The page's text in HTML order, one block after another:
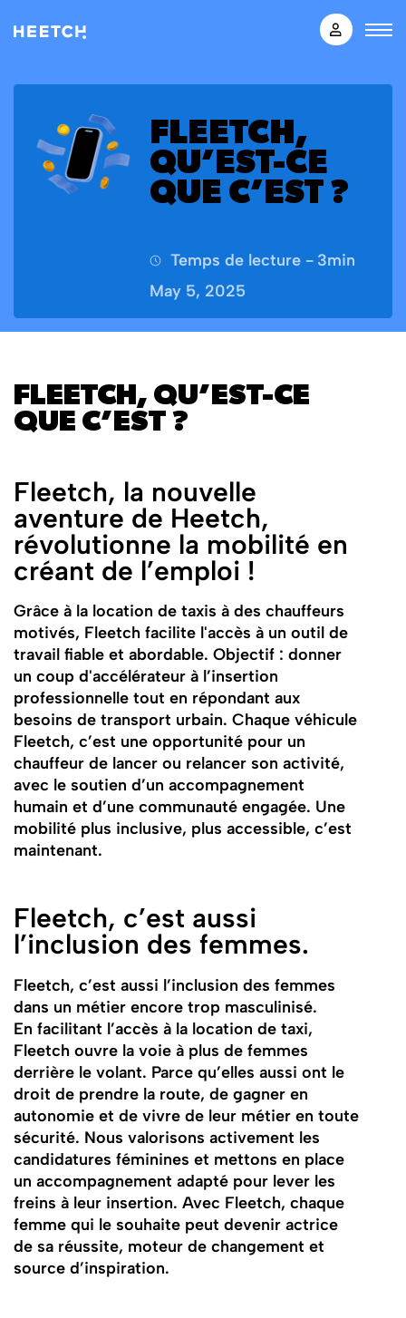
FLEETCH,
QU’EST-CE
QUE C’EST ?
Temps de lecture - 3min
May 5, 2025
FLEETCH, QU’EST-CE
QUE C’EST ?
Fleetch, la nouvelle
aventure de Heetch,
révolutionne la mobilité en
créant de l’emploi !
Grâce à la location de taxis à des chauffeurs
motivés, Fleetch facilite l'accès à un outil de
travail fiable et abordable. Objectif : donner
un coup d'accélérateur à l’insertion
professionnelle tout en répondant aux
besoins de transport urbain. Chaque véhicule
Fleetch, c’est une opportunité pour un
chauffeur de lancer ou relancer son activité,
avec le soutien d’un accompagnement
humain et d’une communauté engagée. Une
mobilité plus inclusive, plus accessible, c’est
maintenant.
Fleetch, c’est aussi
l’inclusion des femmes.
Fleetch, c’est aussi l’inclusion des femmes
dans un métier encore trop masculinisé.
En facilitant l’accès à la location de taxi,
Fleetch ouvre la voie à plus de femmes
derrière le volant. Parce qu’elles aussi ont le
droit de prendre la route, de gagner en
autonomie et de vivre de leur métier en toute
sécurité. Nous valorisons activement les
candidatures féminines et mettons en place
un accompagnement adapté pour lever les
freins à leur insertion. Avec Fleetch, chaque
femme qui le souhaite peut devenir actrice
de sa réussite, moteur de changement et
source d’inspiration.